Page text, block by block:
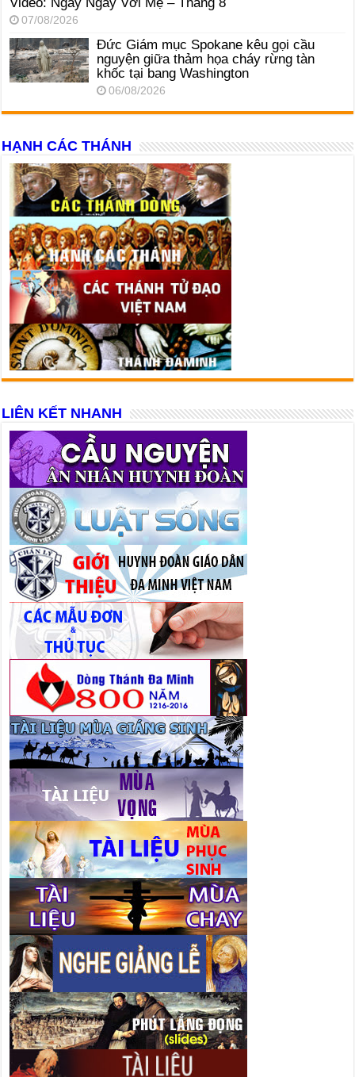
07/08/2026
Đức Giám mục Spokane kêu gọi cầu
nguyện giữa thảm họa cháy rừng tàn
khốc tại bang Washington
06/08/2026
HẠNH CÁC THÁNH
LIÊN KẾT NHANH